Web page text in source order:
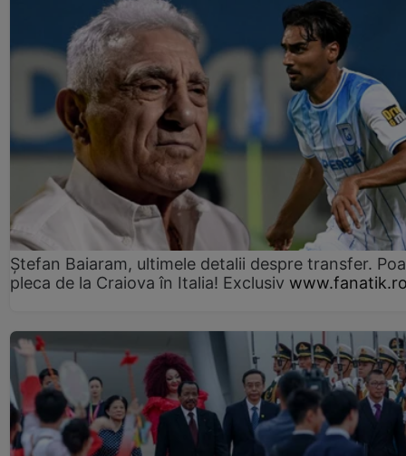
Ștefan Baiaram, ultimele detalii despre transfer.
pleca de la Craiova în Italia! Exclusiv